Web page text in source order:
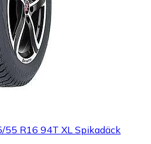
55 R16 94T XL Spikadäck